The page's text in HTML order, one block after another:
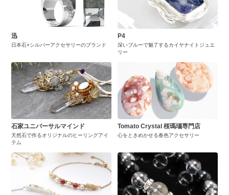
迅
日本石×シルバーアクセサリーのブランド
P4
深いブルーで魅了するカイヤナイトジュエ
リー
石家ユニバーサルマインド
天然石で作るオリジナルのヒーリングアイ
テム
Tomato Crystal 桜瑪瑙専門店
心をときめかせる春色アクセサリー